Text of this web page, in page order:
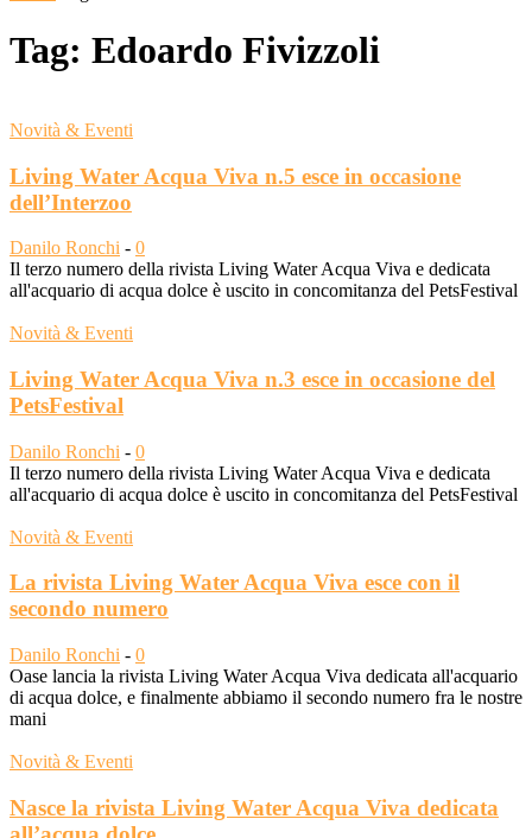
Tag: Edoardo Fivizzoli
Novità & Eventi
Living Water Acqua Viva n.5 esce in occasione
dell’Interzoo
Danilo Ronchi - 0
Il terzo numero della rivista Living Water Acqua Viva e dedicata
all'acquario di acqua dolce è uscito in concomitanza del PetsFestival
Novità & Eventi
Living Water Acqua Viva n.3 esce in occasione del
PetsFestival
Danilo Ronchi - 0
Il terzo numero della rivista Living Water Acqua Viva e dedicata
all'acquario di acqua dolce è uscito in concomitanza del PetsFestival
Novità & Eventi
La rivista Living Water Acqua Viva esce con il
secondo numero
Danilo Ronchi - 0
Oase lancia la rivista Living Water Acqua Viva dedicata all'acquario
di acqua dolce, e finalmente abbiamo il secondo numero fra le nostre
mani
Novità & Eventi
Nasce la rivista Living Water Acqua Viva dedicata